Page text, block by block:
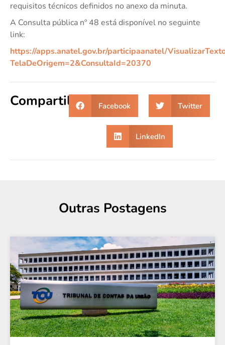
requisitos técnicos definidos no anexo da minuta.
A Consulta pública nº 48 está disponível no seguinte
link:
https://apps.anatel.gov.br/participaanatel/
TelaDeOrigem=2&ConsultaId=20370
Compartilhe: Facebook Twitter
LinkedIn
Outras Postagens